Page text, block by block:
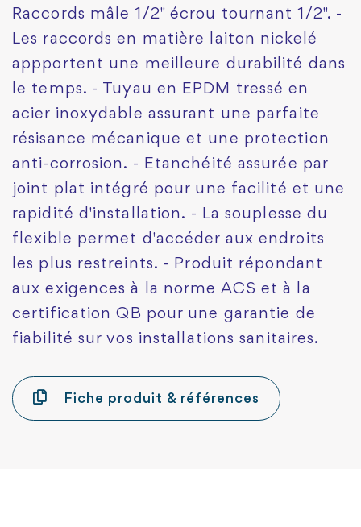
Raccords mâle 1/2" écrou tournant 1/2". -
Les raccords en matière laiton nickelé
appportent une meilleure durabilité dans
le temps. - Tuyau en EPDM tressé en
acier inoxydable assurant une parfaite
résisance mécanique et une protection
anti-corrosion. - Etanchéité assurée par
joint plat intégré pour une facilité et une
rapidité d'installation. - La souplesse du
flexible permet d'accéder aux endroits
les plus restreints. - Produit répondant
aux exigences à la norme ACS et à la
certification QB pour une garantie de
fiabilité sur vos installations sanitaires.
Fiche produit & références